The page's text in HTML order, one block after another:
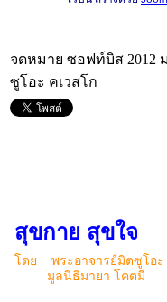
จดหมาย ซอฟท์บิส 2012
ซูโอะ คเวสโก
สุขกาย สุขใจ
โดย พระอาจารย์มิตซูโอะ
มูลนิธิมายา โคตมี